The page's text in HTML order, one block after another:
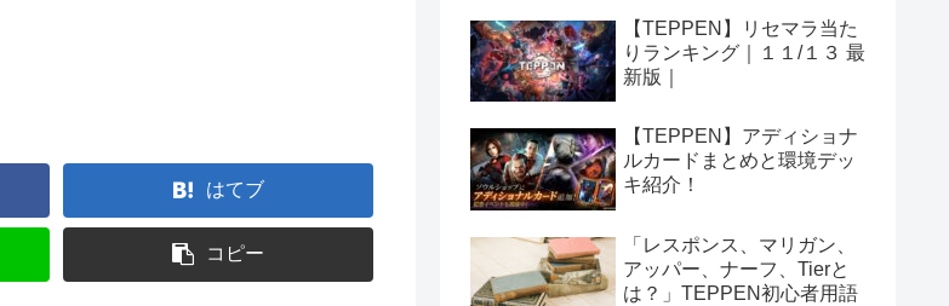
はてブ
コピー
【TEPPEN】リセマラ当た
りランキング｜１１/１３ 最
新版｜
【TEPPEN】アディショナ
ルカードまとめと環境デッ
キ紹介！
「レスポンス、マリガン、
アッパー、ナーフ、Tierと
は？」TEPPEN初心者用語